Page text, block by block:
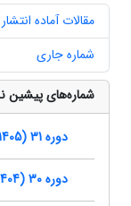
مقالات آماده انتشار
شماره جاری
شماره‌های پیشین
دوره 31 (1405)
دوره 30 (1404)